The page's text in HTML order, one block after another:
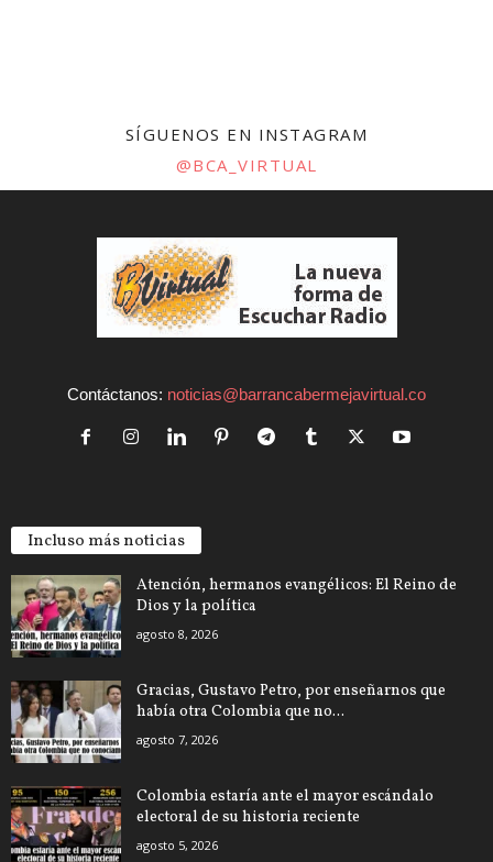
SÍGUENOS EN INSTAGRAM
@BCA_VIRTUAL
Contáctanos: noticias@barrancabermejavirtual.co
Incluso más noticias
Atención, hermanos evangélicos: El Reino de
Dios y la política
agosto 8, 2026
Gracias, Gustavo Petro, por enseñarnos que
había otra Colombia que no...
agosto 7, 2026
Colombia estaría ante el mayor escándalo
electoral de su historia reciente
agosto 5, 2026